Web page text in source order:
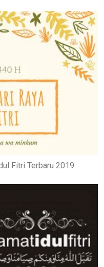
Fitri Terbaru 2019